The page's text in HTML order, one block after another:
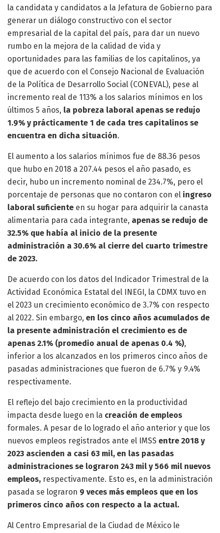
la candidata y candidatos a la Jefatura de Gobierno para
generar un diálogo constructivo con el sector
empresarial de la capital del país, para dar un nuevo
rumbo en la mejora de la calidad de vida y
oportunidades para las familias de los capitalinos, ya
que de acuerdo con el Consejo Nacional de Evaluación
de la Política de Desarrollo Social (CONEVAL), pese al
incremento real de 113% a los salarios mínimos en los
últimos 5 años, la pobreza laboral apenas se redujo
1.9% y prácticamente 1 de cada tres capitalinos se
encuentra en dicha situación.
El aumento a los salarios mínimos fue de 88.36 pesos
que hubo en 2018 a 207.44 pesos el año pasado, es
decir, hubo un incremento nominal de 234.7%, pero el
porcentaje de personas que no contaron con el ingreso
laboral suficiente en su hogar para adquirir la canasta
alimentaria para cada integrante, apenas se redujo de
32.5% que había al inicio de la presente
administración a 30.6% al cierre del cuarto trimestre
de 2023.
De acuerdo con los datos del Indicador Trimestral de la
Actividad Económica Estatal del INEGI, la CDMX tuvo en
el 2023 un crecimiento económico de 3.7% con respecto
al 2022. Sin embargo, en los cinco años acumulados de
la presente administración el crecimiento es de
apenas 2.1% (promedio anual de apenas 0.4 %),
inferior a los alcanzados en los primeros cinco años de
pasadas administraciones que fueron de 6.7% y 9.4%
respectivamente.
El reflejo del bajo crecimiento en la productividad
impacta desde luego en la creación de empleos
formales. A pesar de lo logrado el año anterior y que los
nuevos empleos registrados ante el IMSS entre 2018 y
2023 ascienden a casi 63 mil, en las pasadas
administraciones se lograron 243 mil y 566 mil nuevos
empleos, respectivamente. Esto es, en la administración
pasada se lograron 9 veces más empleos que en los
primeros cinco años con respecto a la actual.
Al Centro Empresarial de la Ciudad de México le